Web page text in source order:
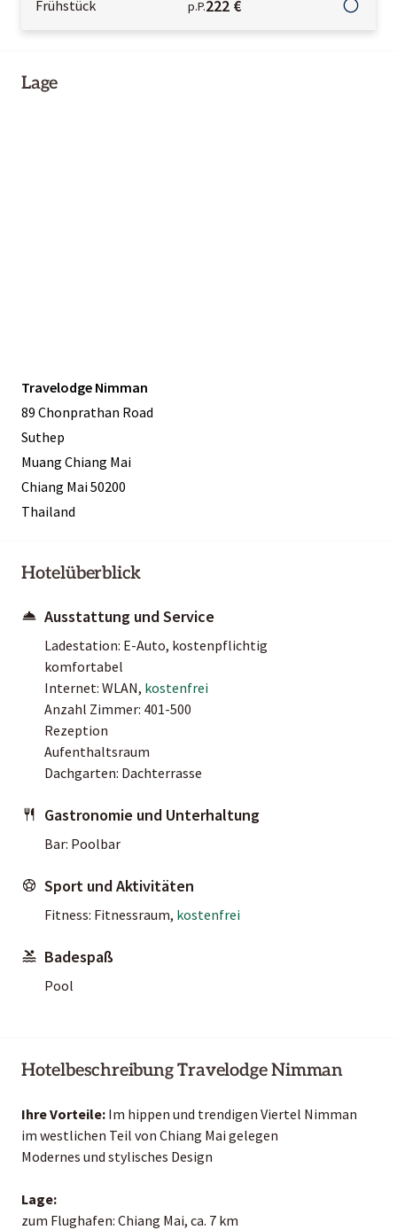
Frühstück p.P.222 €
Lage
Travelodge Nimman
89 Chonprathan Road
Suthep
Muang Chiang Mai
Chiang Mai 50200
Thailand
Hotelüberblick
Ausstattung und Service
Ladestation: E-Auto, kostenpflichtig
komfortabel
Internet: WLAN, kostenfrei
Anzahl Zimmer: 401-500
Rezeption
Aufenthaltsraum
Dachgarten: Dachterrasse
Gastronomie und Unterhaltung
Bar: Poolbar
Sport und Aktivitäten
Fitness: Fitnessraum, kostenfrei
Badespaß
Pool
Hotelbeschreibung Travelodge Nimman
Ihre Vorteile: Im hippen und trendigen Viertel Nimman
im westlichen Teil von Chiang Mai gelegen
Modernes und stylisches Design
Lage:
zum Flughafen: Chiang Mai, ca. 7 km